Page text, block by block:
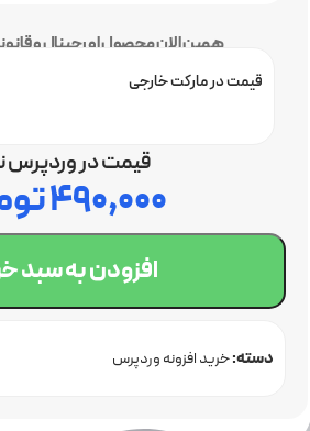
همین الان محصول اورجینال و
قیمت در مارکت خارجی
قیمت در وردپرس
۴۹۰,۰۰۰
افزودن به سبد
دسته:خرید افزونه وردپرس